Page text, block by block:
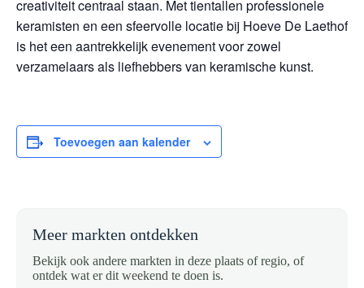
creativiteit centraal staan. Met tientallen professionele
keramisten en een sfeervolle locatie bij Hoeve De Laethof
is het een aantrekkelijk evenement voor zowel
verzamelaars als liefhebbers van keramische kunst.
Toevoegen aan kalender
Meer markten ontdekken
Bekijk ook andere markten in deze plaats of regio, of
ontdek wat er dit weekend te doen is.